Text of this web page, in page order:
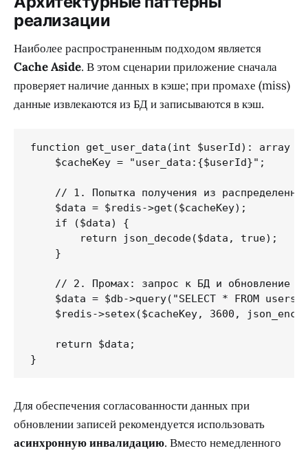
реализации
Наиболее распространенным подходом является
Cache Aside. В этом сценарии приложение сначала
проверяет наличие данных в кэше; при промахе (miss)
данные извлекаются из БД и записываются в кэш.
function get_user_data(int $userId): array {
    $cacheKey = "user_data:{$userId}";
// 1. Попытка получения из
    $data = $redis->get($cacheKey);
    if ($data) {
        return json_decode($data, true);
    }
// 2. Промах: запрос к БД и обновление
$data = $db->query("SELECT * FROM users
$redis->setex($cacheKey, 3600,
    return $data;
}
Для обеспечения согласованности данных при
обновлении записей рекомендуется использовать
асинхронную инвалидацию. Вместо немедленного